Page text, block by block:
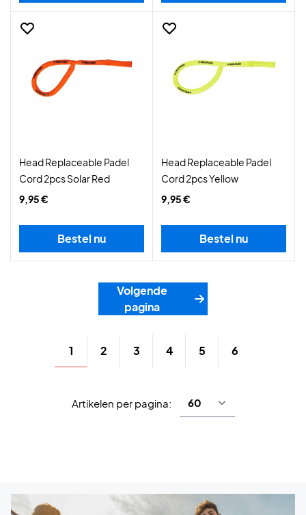
Head Replaceable Padel
Cord 2pcs Solar Red
9,95 €
Bestel nu
Head Replaceable Padel
Cord 2pcs Yellow
9,95 €
Bestel nu
Volgende
pagina
1 2 3 4 5 6
Artikelen per pagina: